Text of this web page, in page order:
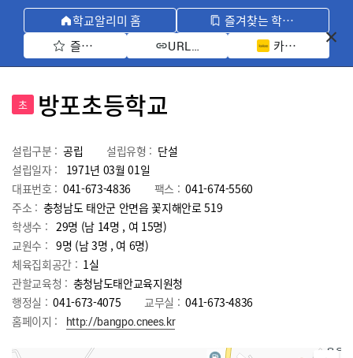
학교알리미 홈
즐겨찾는 학교 모아보기
즐겨찾기 선택
URL 복사 카카오톡 공유
초 방포초등학교
설립구분 : 공립 설립유형 : 단설
설립일자 :
1971년 03월 01일
대표번호 : 041-673-4836 팩스 : 041-674-5560
주소 : 충청남도 태안군 안면읍 꽃지해안로 519
학생수 : 29명 (남 14명 , 여 15명)
교원수 : 9명 (남3명 , 여 6명)
체육집회공간 : 1실
관할교육청 : 충청남도태안교육지원청
행정실 : 041-673-4075 교무실 : 041-673-4836
홈페이지 :
http://bangpo.cnees.kr